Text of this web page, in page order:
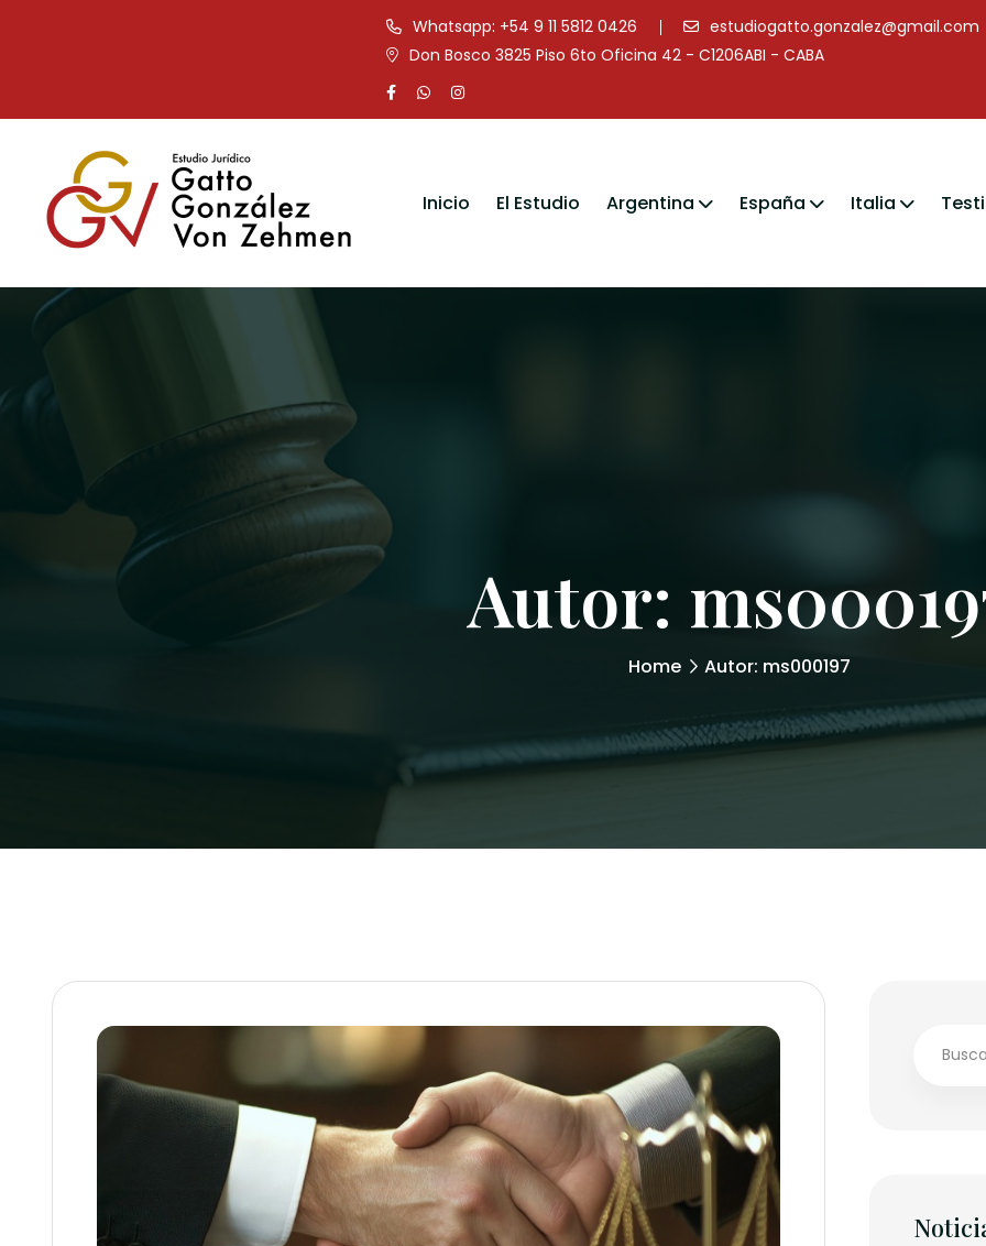
Whatsapp: +54 9 11 5812 0426
estudiogatto.gonzalez@gmail.com
Don Bosco 3825 Piso 6to Oficina 42 - C1206ABI - CABA
Inicio El Estudio Argentina España Italia
Autor:
Home Autor: ms000197